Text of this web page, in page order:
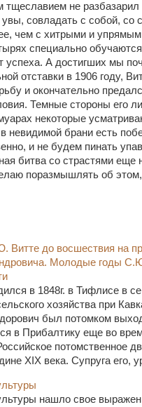
тщеславием не разбазарил
совладать с собой, со
чем с хитрыми и
специально
успеха. А достигших мы
отставки в 1906 году,
и окончательно
Темные стороны его
некоторые
невидимой брани есть
и не будем пинать
битва со страстями еще
поразмышлять об
Витте до восшествия на
Молодые годы
в 1848г. в Тифлисе в
хозяйства при
был потомком
в Прибалтику еще во
потомственное
XIX века. Супруга его,
нашло свое